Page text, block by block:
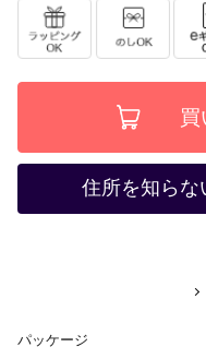
住所を知らな
パッケージ